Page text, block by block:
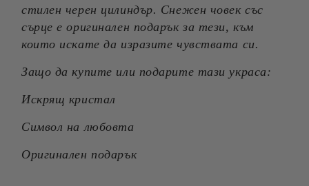
стилен черен цилиндър. Снежен човек със
сърце е оригинален подарък за тези, към
които искате да изразите чувствата си.
Защо да купите или подарите тази украса:
Искрящ кристал
Символ на любовта
Оригинален подарък